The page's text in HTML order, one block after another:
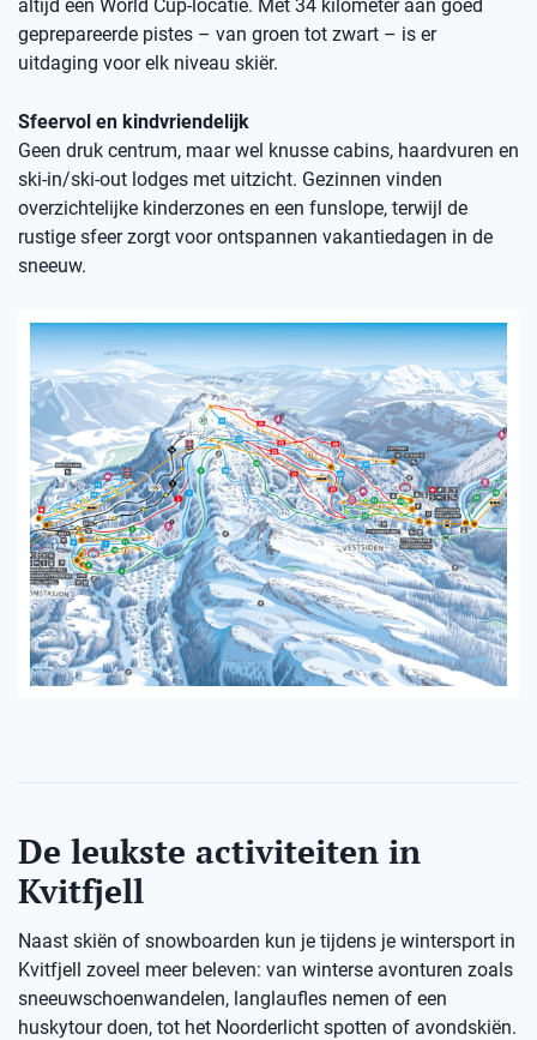
altijd een World Cup-locatie. Met 34 kilometer aan goed
geprepareerde pistes – van groen tot zwart – is er
uitdaging voor elk niveau skiër.
Sfeervol en kindvriendelijk
Geen druk centrum, maar wel knusse cabins, haardvuren en
ski-in/ski-out lodges met uitzicht. Gezinnen vinden
overzichtelijke kinderzones en een funslope, terwijl de
rustige sfeer zorgt voor ontspannen vakantiedagen in de
sneeuw.
De leukste activiteiten in
Kvitfjell
Naast skiën of snowboarden kun je tijdens je wintersport in
Kvitfjell zoveel meer beleven: van winterse avonturen zoals
sneeuwschoenwandelen, langlaufles nemen of een
huskytour doen, tot het Noorderlicht spotten of avondskiën.